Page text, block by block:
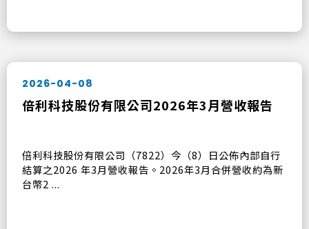
2026-04-08
倍利科技股份有限公司2026年3月營收報告
倍利科技股份有限公司（7822）今（8）日公佈內部自行
結算之2026 年3月營收報告。2026年3月合併營收約為新
台幣2 ...